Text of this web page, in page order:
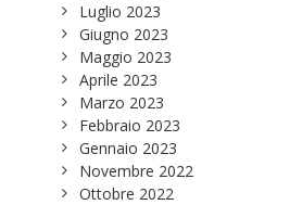
Luglio 2023
Giugno 2023
Maggio 2023
Aprile 2023
Marzo 2023
Febbraio 2023
Gennaio 2023
Novembre 2022
Ottobre 2022